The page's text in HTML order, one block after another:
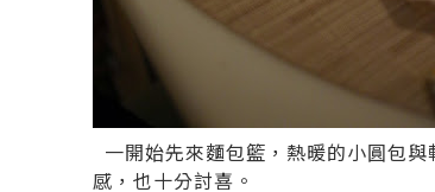
一開始先來麵包籃，熱暖的小圓包
感，也十分討喜。